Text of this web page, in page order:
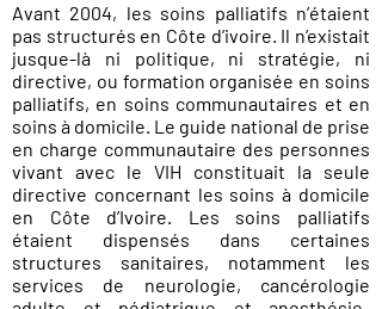
Avant 2004, les soins palliatifs n’étaient
pas structurés en Côte d’ivoire. Il n’existait
jusque-là ni politique, ni stratégie, ni
directive, ou formation organisée en soins
palliatifs, en soins communautaires et en
soins à domicile. Le guide national de prise
en charge communautaire des personnes
vivant avec le VIH constituait la seule
directive concernant les soins à domicile
en Côte d’Ivoire. Les soins palliatifs
étaient dispensés dans certaines
structures sanitaires, notamment les
services de neurologie, cancérologie